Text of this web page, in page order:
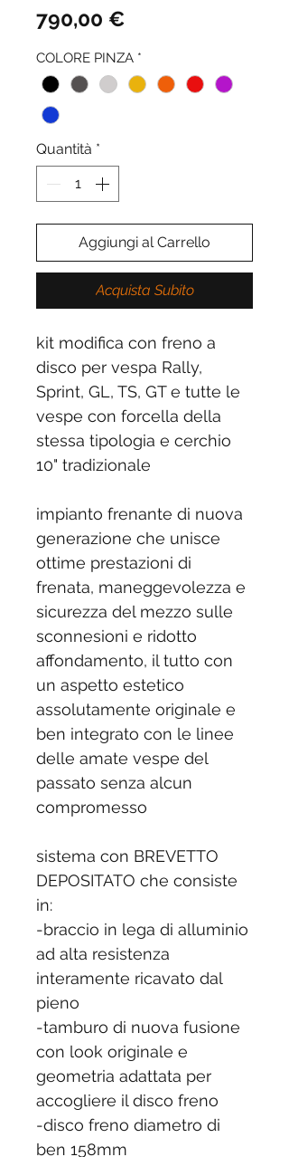
790,00 €Prezzo
COLORE PINZA *
Quantità *
Aggiungi al Carrello
Acquista Subito
kit modifica con freno a
disco per vespa Rally,
Sprint, GL, TS, GT e tutte le
vespe con forcella della
stessa tipologia e cerchio
10" tradizionale
impianto frenante di nuova
generazione che unisce
ottime prestazioni di
frenata, maneggevolezza e
sicurezza del mezzo sulle
sconnesioni e ridotto
affondamento, il tutto con
un aspetto estetico
assolutamente originale e
ben integrato con le linee
delle amate vespe del
passato senza alcun
compromesso
sistema con BREVETTO
DEPOSITATO che consiste
in:
-braccio in lega di alluminio
ad alta resistenza
interamente ricavato dal
pieno
-tamburo di nuova fusione
con look originale e
geometria adattata per
accogliere il disco freno
-disco freno diametro di
ben 158mm